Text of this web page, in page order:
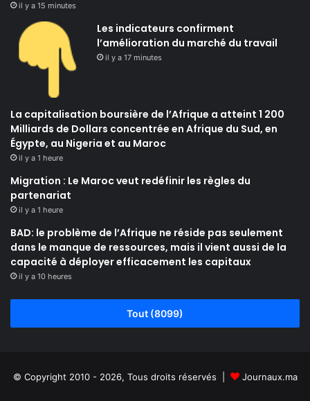
il y a 15 minutes
Les indicateurs confirment
l’amélioration du marché du travail
il y a 17 minutes
La capitalisation boursière de l’Afrique a atteint 1 200
Milliards de Dollars concentrée en Afrique du Sud, en
Égypte, au Nigeria et au Maroc
il y a 1 heure
Migration : Le Maroc veut redéfinir les règles du
partenariat
il y a 1 heure
BAD: le problème de l’Afrique ne réside pas seulement
dans le manque de ressources, mais il vient aussi de la
capacité à déployer efficacement les capitaux
il y a 10 heures
Tout (8099)
© Copyright 2010 - 2026, Tous droits réservés | Journaux.ma